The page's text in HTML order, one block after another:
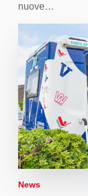
nuove…
News